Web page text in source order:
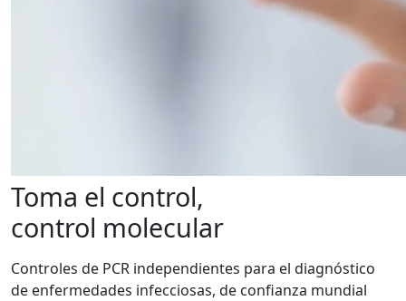
Toma el control,
control molecular
Controles de PCR independientes para el diagnóstico
de enfermedades infecciosas, de confianza mundial